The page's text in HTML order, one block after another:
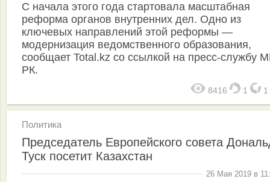
С начала этого года стартовала масштабная
реформа органов внутренних дел. Одно из
ключевых направлений этой реформы —
модернизация ведомственного образования,
сообщает Total.kz со ссылкой на пресс-службу
РК.
8416 1 1
Политика
Председатель Европейского совета
Туск посетит Казахстан
26 Мая 2019 в